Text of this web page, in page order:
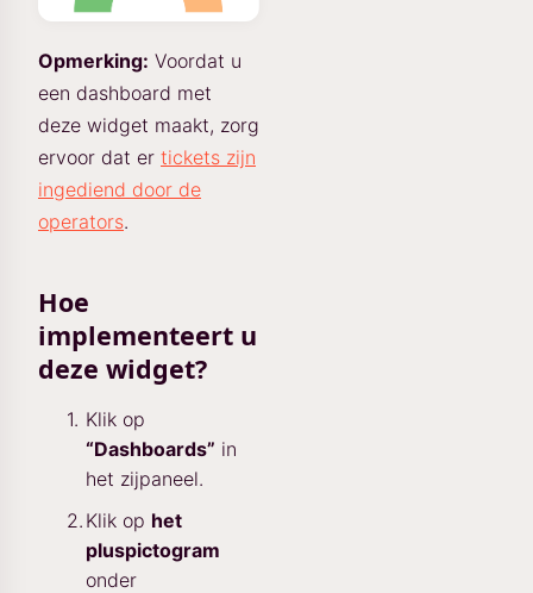
Opmerking: Voordat u
een dashboard met
deze widget maakt, zorg
ervoor dat er tickets zijn
ingediend door de
operators.
Hoe
implementeert u
deze widget?
Klik op
“Dashboards” in
het zijpaneel.
Klik op het
pluspictogram
onder